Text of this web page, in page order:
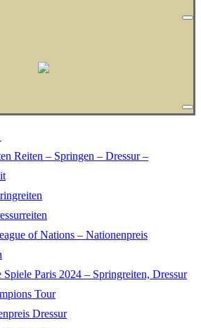
Reiten – Springen – Dressur –
of Nations – Nationenpreis
Paris 2024 – Springreiten, Dressur
Tour
Dressur